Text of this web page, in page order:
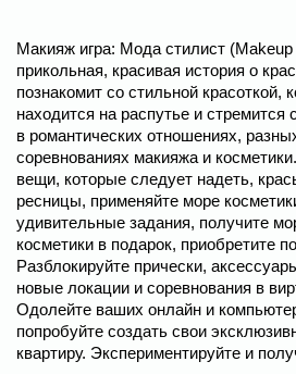
Макияж игра: Мода стилист (Makeup
прикольная, красивая история о
познакомит со стильной красоткой,
находится на распутье и стремится
в романтических отношениях,
соревнованиях макияжа и
вещи, которые следует надеть,
ресницы, применяйте море
удивительные задания, получите
косметики в подарок, приобретите
Разблокируйте прически,
новые локации и соревнования в
Одолейте ваших онлайн и
попробуйте создать свои
квартиру. Экспериментируйте и